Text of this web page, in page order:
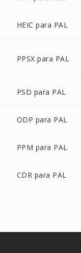
HEIC para PAL
PPSX para PAL
PSD para PAL
ODP para PAL
PPM para PAL
CDR para PAL